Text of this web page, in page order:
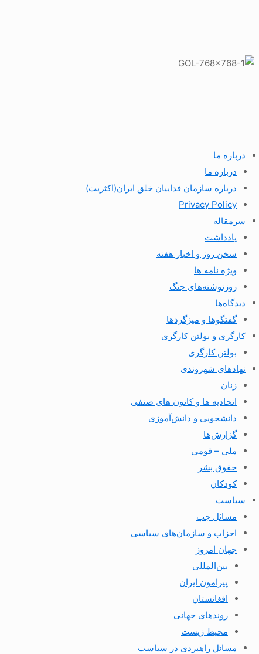
درباره ما
درباره ما
درباره سازمان فداییان خلق ایران(اکثریت)
Privacy Policy
سرمقاله
یادداشت
سخن روز و اخبار هفته
ویژه نامه ها
روزنوشته‌های جنگ
دیدگاه‌ها
گفتگوها و میزگردها
کارگری و بولتن کارگری
بولتن کارگری
نهادهای شهروندی
زنان
اتحادیه ها و کانون های صنفی
دانشجویی و دانش‌آموزی
گزارش‌ها
ملی – قومی
حقوق بشر
کودکان
سیاست
مسائل چپ
احزاب و سازمان‌های سیاسی
جهان امروز
بین‌المللی
پیرامون ایران
افغانستان
روندهای جهانی
محیط زیست
مسائل راهبردی در سیاست